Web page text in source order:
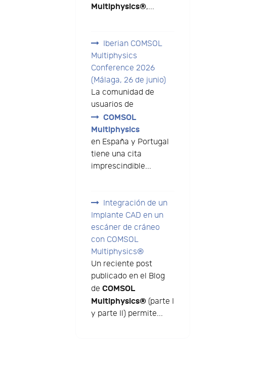
Multiphysics®,...
Iberian COMSOL
Multiphysics
Conference 2026
(Málaga, 26 de junio)
La comunidad de
usuarios de
COMSOL
Multiphysics
en España y Portugal
tiene una cita
imprescindible...
Integración de un
Implante CAD en un
escáner de cráneo
con COMSOL
Multiphysics®
Un reciente post
publicado en el Blog
de COMSOL
Multiphysics®(parte I
y parte II) permite...